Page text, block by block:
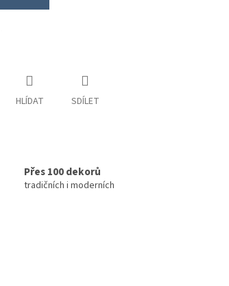
HLÍDAT SDÍLET
Přes 100 dekorů
tradičních i moderních